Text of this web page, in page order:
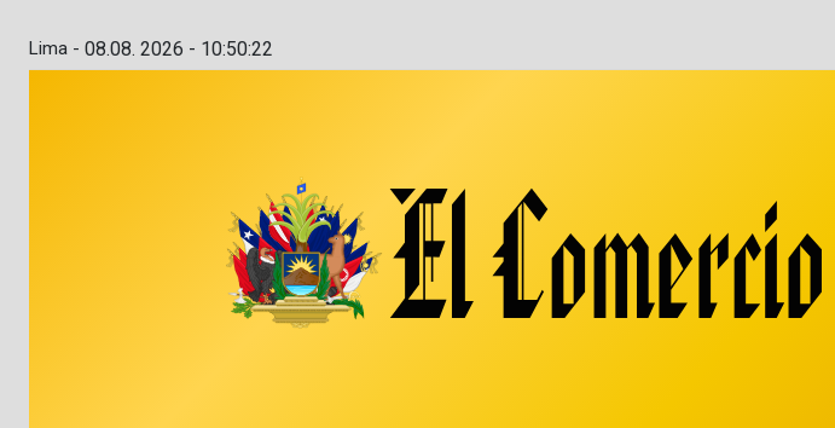
Lima - 08.08. 2026 - 10:50:23